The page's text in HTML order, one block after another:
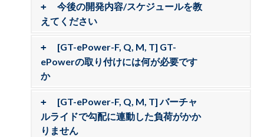
今後の開発内容/スケジュールを教
えてください
[GT-ePower-F, Q, M, T] GT-
ePowerの取り付けには何が必要です
か
[GT-ePower-F, Q, M, T] バーチャ
ルライドで勾配に連動した負荷がかか
りません